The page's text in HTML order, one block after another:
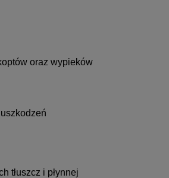
oraz wypieków
tłuszcz i płynnej